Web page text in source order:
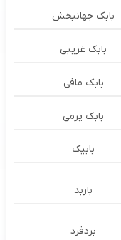
بابک جهانبخش
بابک غریبی
بابک مافی
بابک پرمی
بابیک
باربد
بردفرد